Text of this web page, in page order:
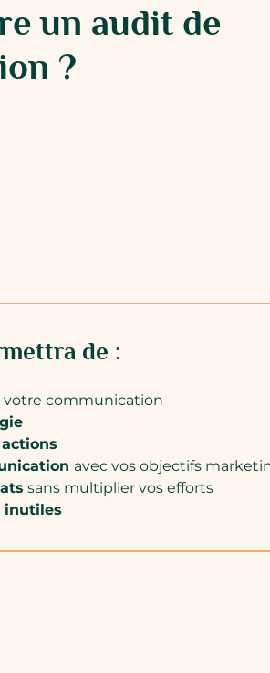
un audit de
?
de :
votre communication
avec vos objectifs
sans multiplier vos efforts
inutiles